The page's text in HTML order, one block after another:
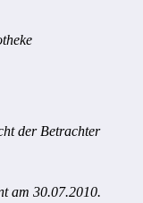
der Betrachter
am 30.07.2010.